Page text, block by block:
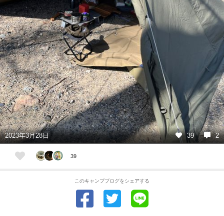
2023年3月28日 39 2
39
このキャンプブログをシェアする